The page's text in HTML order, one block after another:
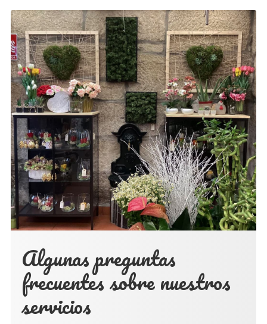
Algunas preguntas
frecuentes sobre nuestros
servicios